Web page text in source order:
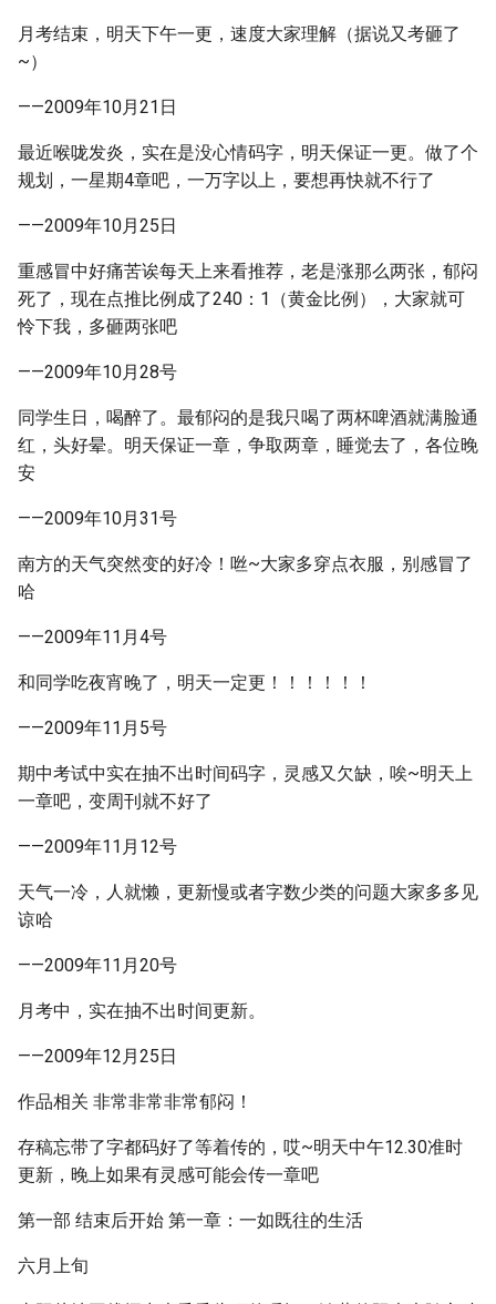
月考结束，明天下午一更，速度大家理解（据说又考砸了
~）
——2009年10月21日
最近喉咙发炎，实在是没心情码字，明天保证一更。做了个
规划，一星期4章吧，一万字以上，要想再快就不行了
——2009年10月25日
重感冒中好痛苦诶每天上来看推荐，老是涨那么两张，郁闷
死了，现在点推比例成了240：1（黄金比例），大家就可
怜下我，多砸两张吧
——2009年10月28号
同学生日，喝醉了。最郁闷的是我只喝了两杯啤酒就满脸通
红，头好晕。明天保证一章，争取两章，睡觉去了，各位晚
安
——2009年10月31号
南方的天气突然变的好冷！咝~大家多穿点衣服，别感冒了
哈
——2009年11月4号
和同学吃夜宵晚了，明天一定更！！！！！！
——2009年11月5号
期中考试中实在抽不出时间码字，灵感又欠缺，唉~明天上
一章吧，变周刊就不好了
——2009年11月12号
天气一冷，人就懒，更新慢或者字数少类的问题大家多多见
谅哈
——2009年11月20号
月考中，实在抽不出时间更新。
——2009年12月25日
作品相关 非常非常非常郁闷！
存稿忘带了字都码好了等着传的，哎~明天中午12.30准时
更新，晚上如果有灵感可能会传一章吧
第一部 结束后开始 第一章：一如既往的生活
六月上旬